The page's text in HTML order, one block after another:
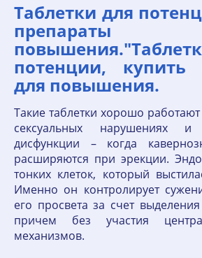
Таблетки для
потенции, купить
для повышения.
Такие таблетки хорошо
сексуальных нарушениях и
дисфункции – когда
расширяются при эрекции.
тонких клеток, который
Именно он контролирует
его просвета за счет
причем без участия
механизмов.